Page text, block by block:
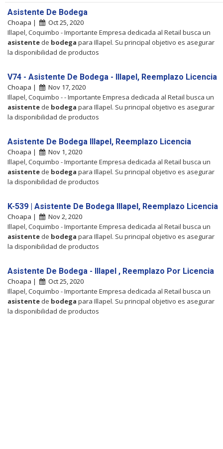
Asistente De Bodega
Choapa |
Oct 25, 2020
Illapel, Coquimbo - Importante Empresa dedicada al Retail busca un
asistente de bodega para Illapel. Su principal objetivo es asegurar
la disponibilidad de productos
V74 - Asistente De Bodega - Illapel, Reemplazo Licencia
Choapa |
Nov 17, 2020
Illapel, Coquimbo - - Importante Empresa dedicada al Retail busca un
asistente de bodega para Illapel. Su principal objetivo es asegurar
la disponibilidad de productos
Asistente De Bodega Illapel, Reemplazo Licencia
Choapa |
Nov 1, 2020
Illapel, Coquimbo - Importante Empresa dedicada al Retail busca un
asistente de bodega para Illapel. Su principal objetivo es asegurar
la disponibilidad de productos
K-539 | Asistente De Bodega Illapel, Reemplazo Licencia
Choapa |
Nov 2, 2020
Illapel, Coquimbo - Importante Empresa dedicada al Retail busca un
asistente de bodega para Illapel. Su principal objetivo es asegurar
la disponibilidad de productos
Asistente De Bodega - Illapel , Reemplazo Por Licencia
Choapa |
Oct 25, 2020
Illapel, Coquimbo - Importante Empresa dedicada al Retail busca un
asistente de bodega para Illapel. Su principal objetivo es asegurar
la disponibilidad de productos